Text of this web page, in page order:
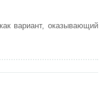
вариант, оказывающий